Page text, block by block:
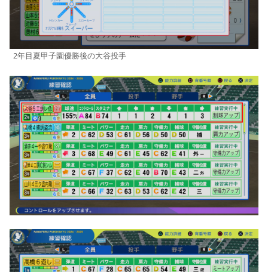
2年目夏甲子園優勝後の大谷投手